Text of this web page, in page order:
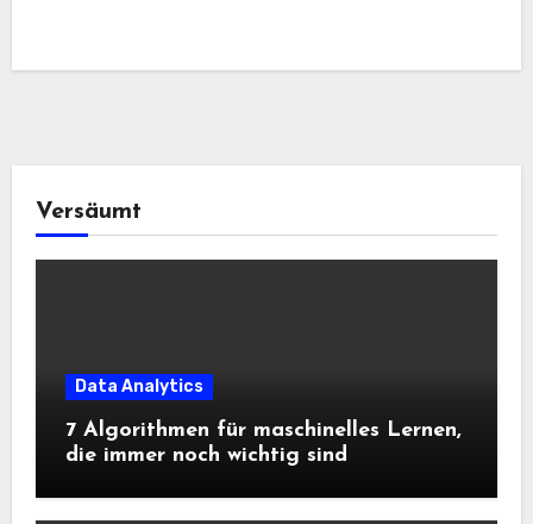
Versäumt
Data Analytics
7 Algorithmen für maschinelles Lernen,
die immer noch wichtig sind